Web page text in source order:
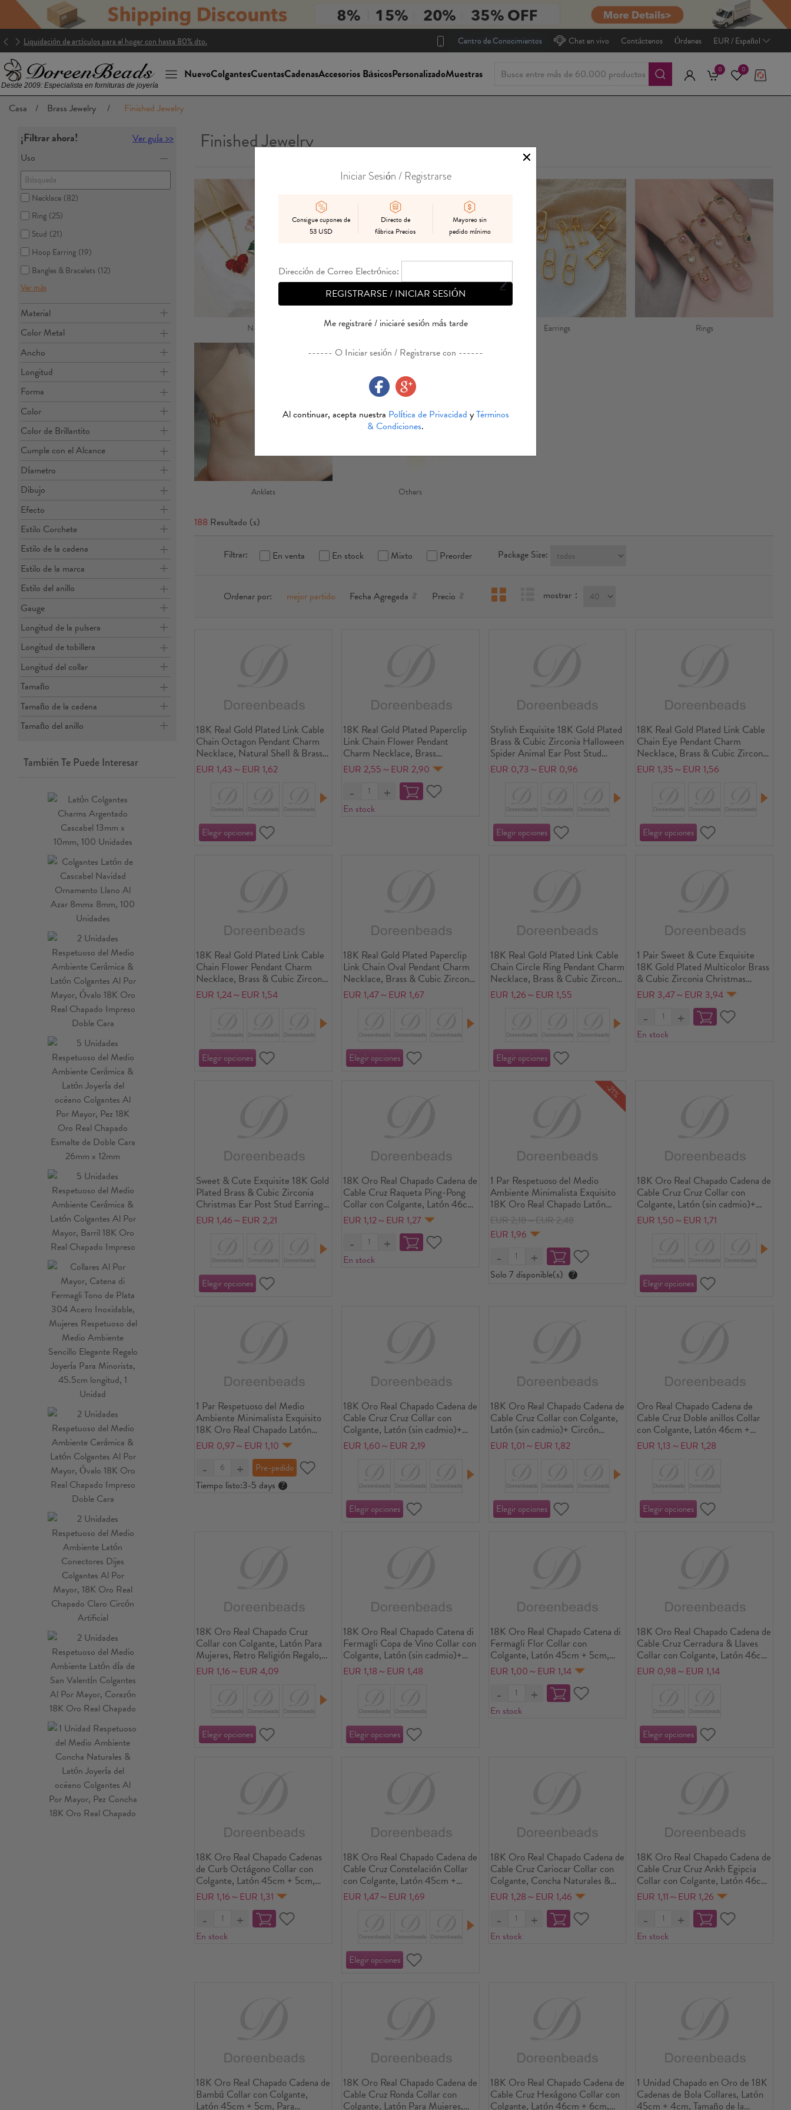
Doreenbeads Club : -30% Envío Centro de Conocimientos Chat en vivo Contáctenos Órdenes EUR / Español
Desde 2009: Especialista en fornituras de joyería
NuevoColgantesCuentasCadenasAccesorios BásicosPersonalizadoMuestras 0 0
Casa / Brass Jewelry / Finished Jewelry
¡Filtrar ahora!
Ver guía >>
Uso
Necklace (82)
Ring (25)
Stud (21)
Hoop Earring (19)
Bangles & Bracelets (12)
Ver más
Material
Color Metal
Ancho
Longitud
Forma
Color
Color de Brillantito
Cumple con el Alcance
Díametro
Dibujo
Efecto
Estilo Corchete
Estilo de la cadena
Estilo de la marca
Estilo del anillo
Gauge
Longitud de la pulsera
Longitud de tobillera
Longitud del collar
Tamaño
Tamaño de la cadena
Tamaño del anillo
También Te Puede Interesar
Finished Jewelry
Necklaces Pulseras y Brazaletes de latón Earrings Rings
Anklets Others
188 Resultado (s)
Filtrar: En venta En stock Mixto Preorder Package Size:
Ordenar por: mejor partido Fecha Agregada Precio mostrar：
18K Real Gold Plated Link Cable
Chain Octagon Pendant Charm
Necklace, Natural Shell & Brass
46cm(18.1") + 6cm(2.4"), For
Women, Clear Cubic Zirconia
Initial Letter Name Gift, Eco-
friendly, 1 Piece
EUR 1,43～EUR 1,62
18K Real Gold Plated Paperclip
Link Chain Flower Pendant
Charm Necklace, Brass
45cm(17.7"), For Women,
Multicolour Cubic Zirconia Micro
Pave, Sweet & Cute Exquisite
Gift, Eco-friendly, 1 Piece
EUR 2,55～EUR 2,90
En stock
Stylish Exquisite 18K Gold Plated
Brass & Cubic Zirconia Halloween
Spider Animal Ear Post Stud
Earrings For Women Gift
EUR 0,73～EUR 0,96
18K Real Gold Plated Link Cable
Chain Eye Pendant Charm
Necklace, Brass & Cubic Zirconia
46cm(18.1") + 6cm(2.4"), For
Women, Enamel Retro Exquisite
EUR 1,35～EUR 1,56
18K Real Gold Plated Link Cable
Chain Flower Pendant Charm
Necklace, Brass & Cubic Zirconia
46cm(18.1") + 6cm(2.4"), For
Women, Birthstone Elegant Gift,
EUR 1,24～EUR 1,54
18K Real Gold Plated Paperclip
Link Chain Oval Pendant Charm
Necklace, Brass & Cubic Zirconia
45cm(17.7") + 5cm(2"), For
Women, Dainty Birthstone Gift,
EUR 1,47～EUR 1,67
18K Real Gold Plated Link Cable
Chain Circle Ring Pendant Charm
Necklace, Brass & Cubic Zirconia
46cm(18.1") + 6cm(2.4"), For
Women, Dainty Birthstone Gift,
EUR 1,26～EUR 1,55
1 Pair Sweet & Cute Exquisite
18K Gold Plated Multicolor Brass
& Cubic Zirconia Christmas
Pentagram Star Message " Happy
" Micro Pave Ear Post Stud
Earrings For Women Gift 5cm x
0.6cm, Post/ Wire Size:
0.8mm(20 gauge)
EUR 3,47～EUR 3,94
En stock
Sweet & Cute Exquisite 18K Gold
Plated Brass & Cubic Zirconia
Christmas Ear Post Stud Earrings
For Women Gift
EUR 1,46～EUR 2,21
18K Oro Real Chapado Cadena de
Cable Cruz Raqueta Ping-Pong
Collar con Colgante, Latón 46cm
+ 6cm, Para Mujeres, Rojo
Esmalte Acrílico Imitación de
Perla, Deporte Regalo,
Respetuoso del Medio Ambiente,
1 Unidad
EUR 1,12～EUR 1,27
En stock
-21%
1 Par Respetuoso del Medio
Ambiente Minimalista Exquisito
18K Oro Real Chapado Latón
Bola Pendientes de Aro Para
Mujeres Regalo 22mm x 15mm,
Tamaño del Poste/Cable:
0.8mm(20 gauge)
EUR 2,18～EUR 2,48
EUR 1,96
Solo 7 disponible(s) ?
18K Oro Real Chapado Cadena de
Cable Cruz Cruz Collar con
Colgante, Latón (sin cadmio)+
Circón Artificial 46cm + 6cm,
Para Mujeres, Virgen María
Ambiente, 1 Unidad
EUR 1,50～EUR 1,71
1 Par Respetuoso del Medio
Ambiente Minimalista Exquisito
18K Oro Real Chapado Latón
Bola Pendientes de Poste de
Oreja Para Mujeres Regalo 12mm
Dia., Tamaño del Poste/Cable:
0.8mm(20 gauge)
EUR 0,97～EUR 1,10
Tiempo listo:3-5 days ?
18K Oro Real Chapado Cadena de
Cable Cruz Cruz Collar con
Colgante, Latón (sin cadmio)+
Circón Artificial 46cm + 6cm,
Para Mujeres, Micro Pave, Retro
EUR 1,60～EUR 2,19
18K Oro Real Chapado Cadena de
Cable Cruz Collar con Colgante,
Latón (sin cadmio)+ Circón
Artificial Para Mujeres, Elegante
Exquisito Regalo, Respetuoso del
EUR 1,01～EUR 1,82
Oro Real Chapado Cadena de
Cable Cruz Doble anillos Collar
con Colgante, Latón 46cm +
5cm, Para Mujeres, Claro Circón
Artificial Micro Pave, Elegante
EUR 1,13～EUR 1,28
18K Oro Real Chapado Cruz
Collar con Colgante, Latón Para
Mujeres, Retro Religión Regalo,
Respetuoso del Medio Ambiente,
1 Unidad
EUR 1,16～EUR 4,09
18K Oro Real Chapado Catena di
Fermagli Copa de Vino Collar con
Colgante, Latón (sin cadmio)+
Circón Artificial 45cm + 5cm,
Para Mujeres, Micro Pave,
1 Unidad
EUR 1,18～EUR 1,48
18K Oro Real Chapado Catena di
Fermagli Flor Collar con
Colgante, Latón 45cm + 5cm,
Para Mujeres, Claro Circón
Artificial Hueco, Elegante
Exquisito Regalo, Respetuoso del
Medio Ambiente, 1 Unidad
EUR 1,00～EUR 1,14
En stock
18K Oro Real Chapado Cadena de
Cable Cruz Cerradura & Llaves
Collar con Colgante, Latón 46cm
+ 6cm, Para Mujeres, Elegante
Exquisito Regalo, Respetuoso del
EUR 0,98～EUR 1,14
18K Oro Real Chapado Cadenas
de Curb Octágono Collar con
Colgante, Latón 45cm + 5cm,
Para Mujeres, Ojo de la
Providencia/Ojo que Todo lo Ve
Retro Religión Regalo,
Respetuoso del Medio Ambiente,
1 Unidad
EUR 1,16～EUR 1,31
En stock
18K Oro Real Chapado Cadena de
Cable Cruz Constelación Collar
con Colgante, Latón 45cm +
5cm, Para Mujeres, Multicolor
Circón Artificial Micro Pave,
Ambiente, 1 Unidad
EUR 1,47～EUR 1,69
18K Oro Real Chapado Cadena de
Cable Cruz Cariocar Collar con
Colgante, Concha Naturales &
Latón 46cm + 6cm, Para
Mujeres, Elegante Colección
Flora Regalo, Respetuoso del
Medio Ambiente, 1 Unidad
EUR 1,28～EUR 1,46
En stock
18K Oro Real Chapado Cadena de
Cable Cruz Cruz Ankh Egipcia
Collar con Colgante, Latón 46cm
+ 6cm, Para Mujeres, Hueco,
Retro Religión Regalo,
Respetuoso del Medio Ambiente,
EUR 1,11～EUR 1,26
En stock
18K Oro Real Chapado Cadena de
Bambú Collar con Colgante,
Latón 45cm + 5cm, Para
18K Oro Real Chapado Cadena de
Cable Cruz Ronda Collar con
Colgante, Latón Para Mujeres,
18K Oro Real Chapado Cadena de
Cable Cruz Hexágono Collar con
Colgante, Latón 46cm + 6cm,
1 Unidad Chapado en Oro de 18K
Cadenas de Bola Collares, Latón
45cm + 4cm, Tamaño de la
Iniciar Sesión / Registrarse
Consigue cupones de
53 USD
Directo de
fábrica Precios
Mayoreo sin
pedido mínimo
Dirección de Correo Electrónico:
REGISTRARSE / INICIAR SESIÓN
Me registraré / iniciaré sesión más tarde
------ O Iniciar sesión / Registrarse con ------
Al continuar, acepta nuestra Política de Privacidad yTérminos
& Condiciones.